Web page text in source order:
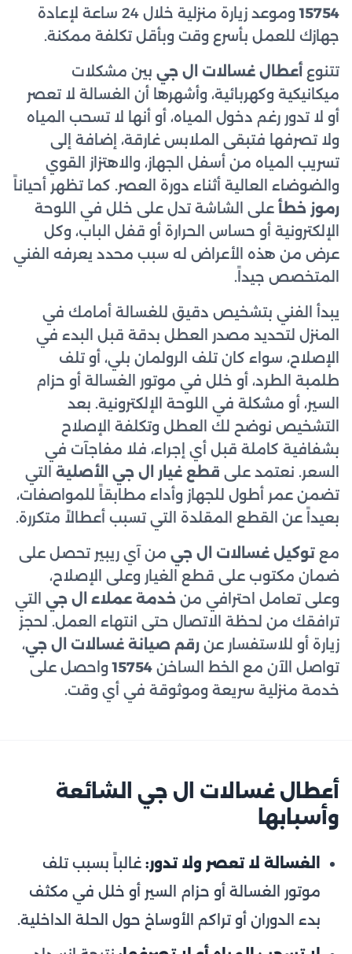
15754
وموعد زيارة منزلية خلال 24 ساعة لإعادة
جهازك للعمل بأسرع وقت وبأقل تكلفة ممكنة.
تتنوع أعطال غسالات ال جي بين مشكلات
ميكانيكية وكهربائية، وأشهرها أن الغسالة لا تعصر
أو لا تدور رغم دخول المياه، أو أنها لا تسحب المياه
ولا تصرفها فتبقى الملابس غارقة، إضافة إلى
تسريب المياه من أسفل الجهاز، والاهتزاز القوي
والضوضاء العالية أثناء دورة العصر. كما تظهر أحياناً
رموز خطأ على الشاشة تدل على خلل في اللوحة
الإلكترونية أو حساس الحرارة أو قفل الباب، وكل
عرض من هذه الأعراض له سبب محدد يعرفه الفني
المتخصص جيداً.
يبدأ الفني بتشخيص دقيق للغسالة أمامك في
المنزل لتحديد مصدر العطل بدقة قبل البدء في
الإصلاح، سواء كان تلف الرولمان بلي، أو تلف
طلمبة الطرد، أو خلل في موتور الغسالة أو حزام
السير، أو مشكلة في اللوحة الإلكترونية. بعد
التشخيص نوضح لك العطل وتكلفة الإصلاح
بشفافية كاملة قبل أي إجراء، فلا مفاجآت في
السعر. نعتمد على قطع غيار ال جي الأصلية التي
تضمن عمر أطول للجهاز وأداء مطابقاً للمواصفات،
بعيداً عن القطع المقلدة التي تسبب أعطالاً متكررة.
مع توكيل غسالات ال جي من آي ريبير تحصل على
ضمان مكتوب على قطع الغيار وعلى الإصلاح،
وعلى تعامل احترافي من خدمة عملاء ال جي التي
ترافقك من لحظة الاتصال حتى انتهاء العمل. لحجز
زيارة أو للاستفسار عن رقم صيانة غسالات ال جي،
تواصل الآن مع الخط الساخن 15754واحصل على
خدمة منزلية سريعة وموثوقة في أي وقت.
أعطال غسالات ال جي الشائعة
وأسبابها
الغسالة لا تعصر ولا تدور: غالباً بسبب تلف
موتور الغسالة أو حزام السير أو خلل في مكثف
بدء الدوران أو تراكم الأوساخ حول الحلة الداخلية.